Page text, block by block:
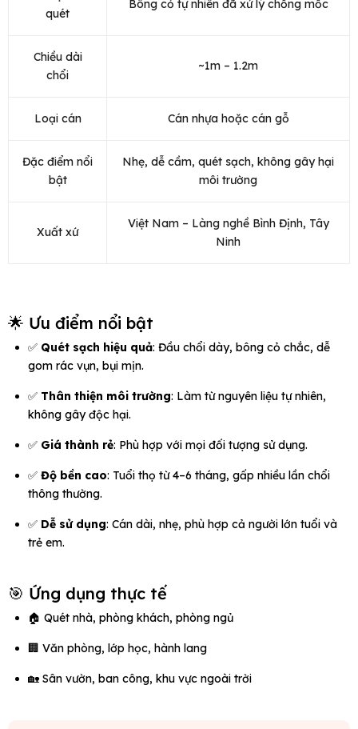
quét
Bông cỏ tự nhiên đã xử lý chống mốc
Chiều dài
chổi
~1m – 1.2m
Loại cán Cán nhựa hoặc cán gỗ
Đặc điểm nổi
bật
Nhẹ, dễ cầm, quét sạch, không gây hại
môi trường
Xuất xứ
Việt Nam – Làng nghề Bình Định, Tây
Ninh
🌟 Ưu điểm nổi bật
✅ Quét sạch hiệu quả: Đầu chổi dày, bông cỏ chắc, dễ
gom rác vụn, bụi mịn.
✅ Thân thiện môi trường: Làm từ nguyên liệu tự nhiên,
không gây độc hại.
✅ Giá thành rẻ: Phù hợp với mọi đối tượng sử dụng.
✅ Độ bền cao: Tuổi thọ từ 4–6 tháng, gấp nhiều lần chổi
thông thường.
✅ Dễ sử dụng: Cán dài, nhẹ, phù hợp cả người lớn tuổi và
trẻ em.
🎯 Ứng dụng thực tế
🏠 Quét nhà, phòng khách, phòng ngủ
🏢 Văn phòng, lớp học, hành lang
🏡 Sân vườn, ban công, khu vực ngoài trời